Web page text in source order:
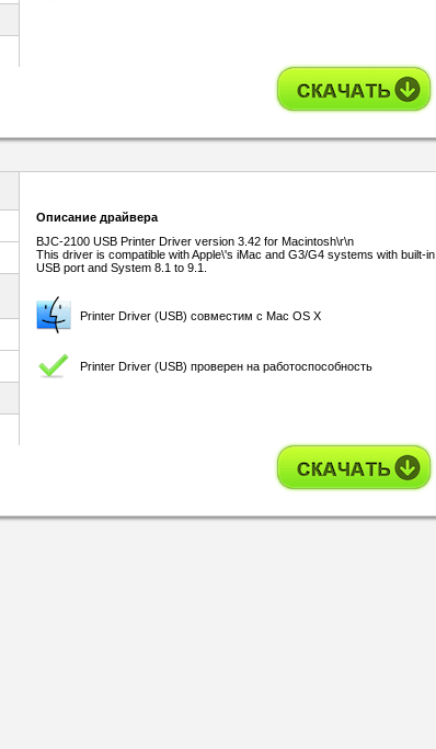
Описание драйвера
BJC-2100 USB Printer Driver version 3.42 for Macintosh\r\n
This driver is compatible with Apple\'s iMac and G3/G4 systems with built-in
USB port and System 8.1 to 9.1.
Printer Driver (USB) совместим с Mac OS X
Printer Driver (USB) проверен на работоспособность